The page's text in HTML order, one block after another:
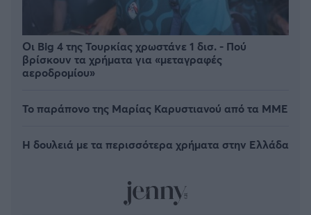
Οι Big 4 της Τουρκίας χρωστάνε 1 δισ. - Πού
βρίσκουν τα χρήματα για «μεταγραφές
αεροδρομίου»
Το παράπονο της Μαρίας Καρυστιανού από τα ΜΜΕ
Η δουλειά με τα περισσότερα χρήματα στην Ελλάδα